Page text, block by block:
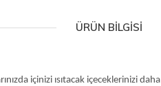
ÜRÜN BILGISI
içinizi ısıtacak içeceklerinizi